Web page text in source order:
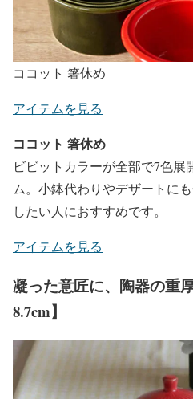
ココット 箸休め
アイテムを見る
ココット 箸休め
ビビットカラーが全部で7色展
ム。小鉢代わりやデザートに
したい人におすすめです。
アイテムを見る
凝った意匠に、陶器の重
8.7cm】